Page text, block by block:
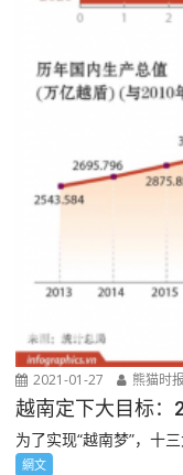
2021-01-27 熊猫时报
越南定下大目标：
为了实现“越南梦”，十
網文